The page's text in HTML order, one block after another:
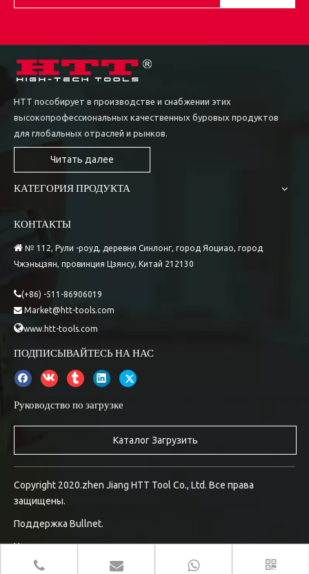
HTT пособирует в производстве и снабжении этих
высокопрофессиональных качественных буровых продуктов
для глобальных отраслей и рынков.
Читать далее
КАТЕГОРИЯ ПРОДУКТА
КОНТАКТЫ
 № 112, Рули -роуд, деревня Синлонг, город Яоциао, город
Чжэньцзян, провинция Цзянсу, Китай 212130
(+86) -511-86906019
 Market@htt-tools.com
www.htt-tools.com
ПОДПИСЫВАЙТЕСЬ НА НАС
Руководство по загрузке
Каталог Загрузить
Copyright 2020.zhen Jiang HTT Tool Co., Ltd. Все права
защищены.
Поддержка Bullnet.
Управление входом